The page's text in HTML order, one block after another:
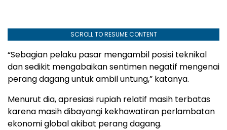
SCROLL TO RESUME CONTENT
“Sebagian pelaku pasar mengambil posisi teknikal
dan sedikit mengabaikan sentimen negatif mengenai
perang dagang untuk ambil untung,” katanya.
Menurut dia, apresiasi rupiah relatif masih terbatas
karena masih dibayangi kekhawatiran perlambatan
ekonomi global akibat perang dagang.